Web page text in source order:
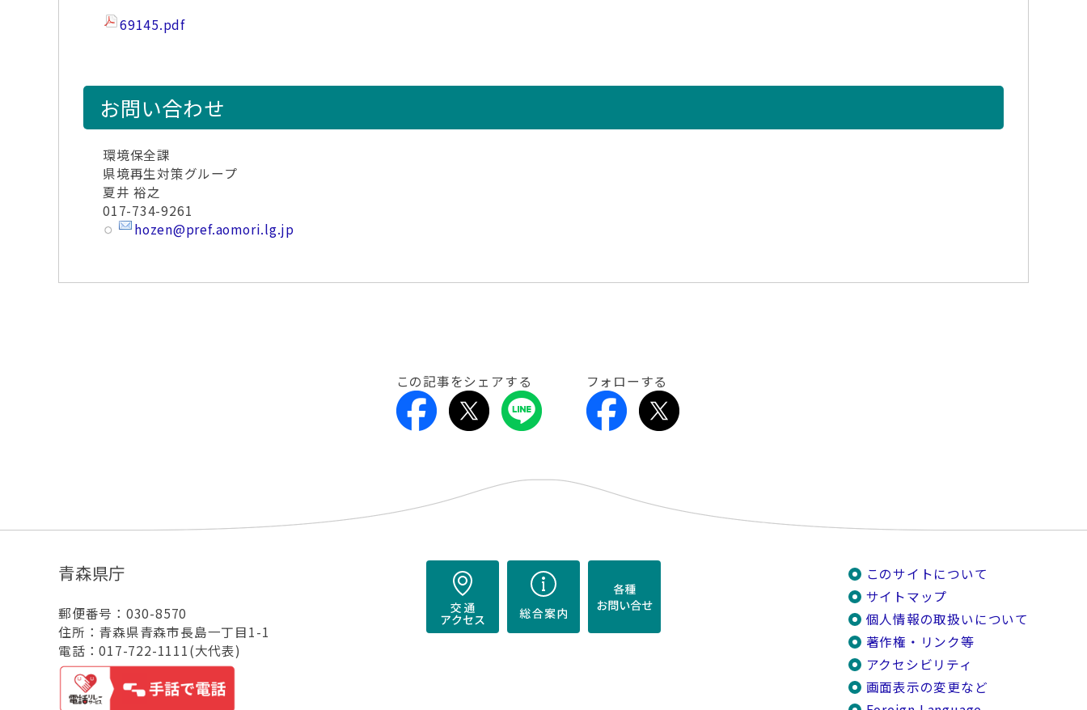
69145.pdf
お問い合わせ
環境保全課
県境再生対策グループ
夏井 裕之
017-734-9261
hozen@pref.aomori.lg.jp
この記事をシェアする フォローする
青森県庁
郵便番号：030-8570
住所：青森県青森市長島一丁目1-1
電話：017-722-1111(大代表)
このサイトについて
サイトマップ
個人情報の取扱いについて
著作権・リンク等
アクセシビリティ
画面表示の変更など